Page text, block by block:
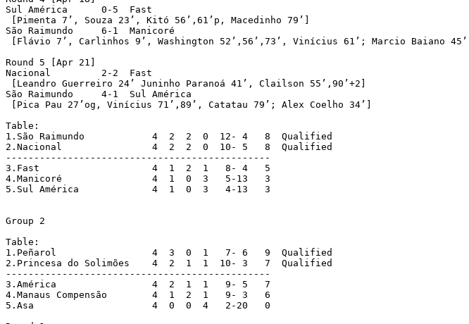
Sul América      0-5  Fast
[Pimenta 7’, Souza 23’, Kitó 56’,61’p, Macedinho 79’]
São Raimundo     6-1  Manicoré
[Flávio 7’, Carlinhos 9’, Washington 52’,56’,73’, Vinícius 61’; Marcio Baiano 45’]
Round 5 [Apr 21]
Nacional         2-2  Fast
[Leandro Guerreiro 24’ Juninho Paranoá 41’, Clailson 55’,90’+2]
São Raimundo     4-1  Sul América
[Pica Pau 27’og, Vinícius 71’,89’, Catatau 79’; Alex Coelho 34’]
Table:
1.São Raimundo	  	  4  2  2  0  12- 4   8  Qualified
2.Nacional   	  	  4  2  2  0  10- 5   8  Qualified
-----------------------------------------------
3.Fast    	  	  4  1  2  1   8- 4   5
4.Manicoré	       	  4  1  0  3   5-13   3
5.Sul América  	  	  4  1  0  3   4-13   3
Group 2
Table:
1.Peñarol   		  4  3  0  1   7- 6   9  Qualified
2.Princesa do Solimões	  4  2  1  1  10- 3   7  Qualified
-----------------------------------------------
3.América	   	  4  2  1  1   9- 5   7
4.Manaus Compensão     	  4  1  2  1   9- 3   6
5.Asa		      	  4  0  0  4   2-20   0